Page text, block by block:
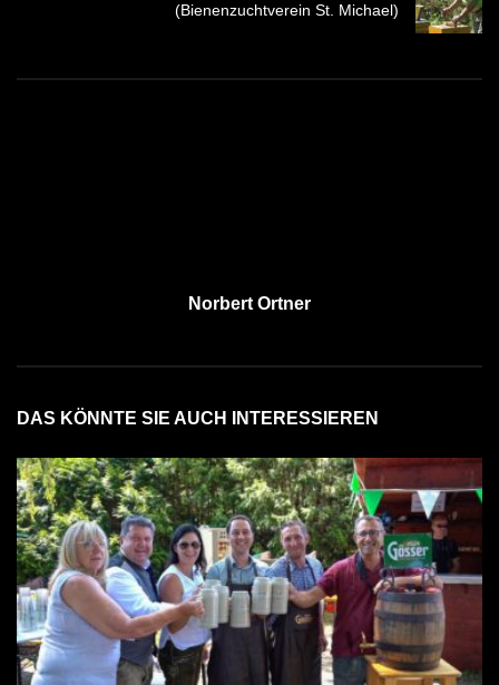
(Bienenzuchtverein St. Michael)
Norbert Ortner
DAS KÖNNTE SIE AUCH INTERESSIEREN